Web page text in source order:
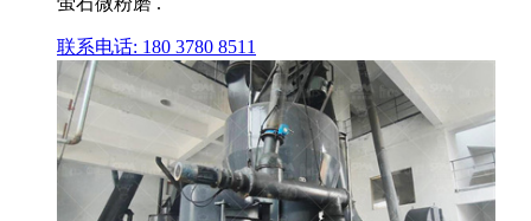
联系电话: 180 3780 8511